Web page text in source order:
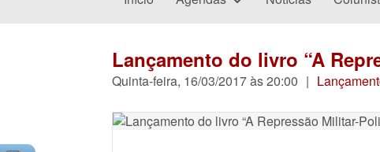
Lançamento do livro “A
Quinta-feira, 16/03/2017 às 20:00 |